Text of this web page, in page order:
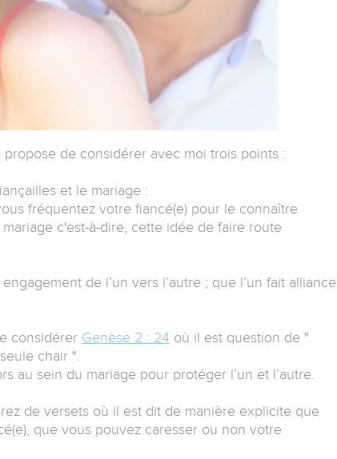
de considérer avec moi trois points :
et le mariage :
fréquentez votre fiancé(e) pour le connaître
c'est-à-dire, cette idée de faire route
de l’un vers l’autre ; que l’un fait alliance
considérer Genèse 2 : 24 où il est question de "
chair ".
au sein du mariage pour protéger l’un et l’autre.
de versets où il est dit de manière explicite que
que vous pouvez caresser ou non votre